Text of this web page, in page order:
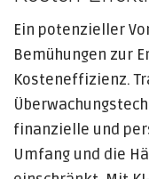
Ein potenzieller
Bemühungen zur
Kosteneffizienz.
finanzielle und
Umfang und die